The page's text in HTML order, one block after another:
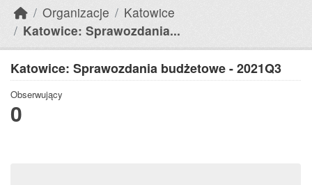
Organizacje
Katowice
Katowice: Sprawozdania...
Katowice: Sprawozdania budżetowe - 2021Q3
Obserwujący
0